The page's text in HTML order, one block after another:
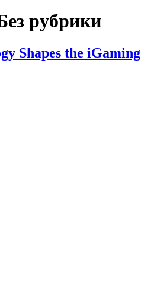
рубрики
Shapes the iGaming